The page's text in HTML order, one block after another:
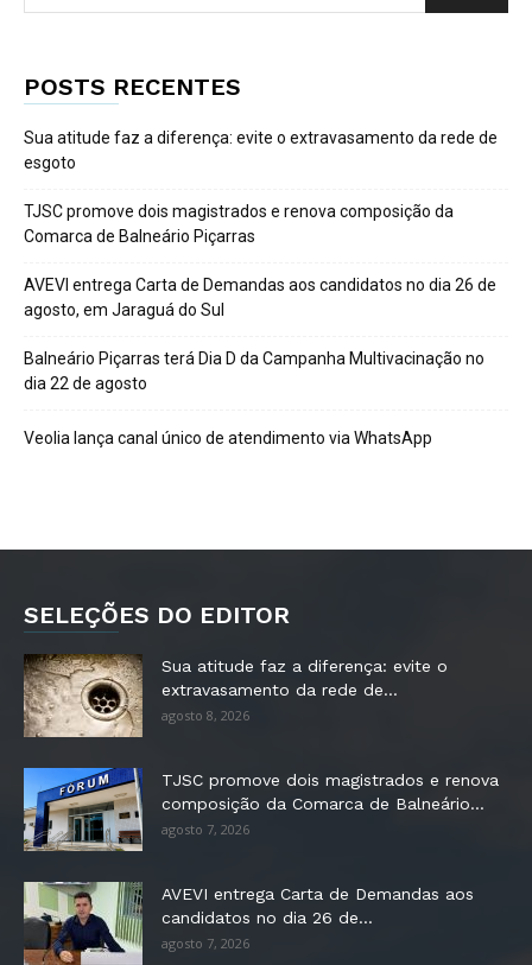
POSTS RECENTES
Sua atitude faz a diferença: evite o extravasamento da rede de
esgoto
TJSC promove dois magistrados e renova composição da
Comarca de Balneário Piçarras
AVEVI entrega Carta de Demandas aos candidatos no dia 26 de
agosto, em Jaraguá do Sul
Balneário Piçarras terá Dia D da Campanha Multivacinação no
dia 22 de agosto
Veolia lança canal único de atendimento via WhatsApp
SELEÇÕES DO EDITOR
Sua atitude faz a diferença: evite o
extravasamento da rede de...
agosto 8, 2026
TJSC promove dois magistrados e renova
composição da Comarca de Balneário...
agosto 7, 2026
AVEVI entrega Carta de Demandas aos
candidatos no dia 26 de...
agosto 7, 2026